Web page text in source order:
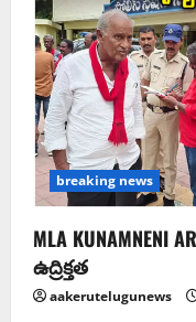
breaking news
MLA
ఉద్రిక్తత
aakerutelugunews